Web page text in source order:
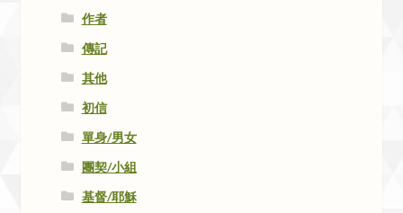
作者
傳記
其他
初信
單身/男女
團契/小組
基督/耶穌